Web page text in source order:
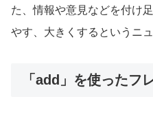
た、情報や意見などを付け
やす、大きくするというニ
「add」を使ったフ